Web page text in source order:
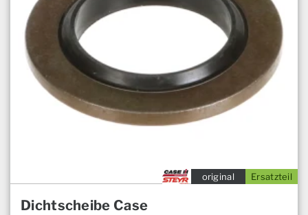
Ersatzteil
original
Dichtscheibe Case